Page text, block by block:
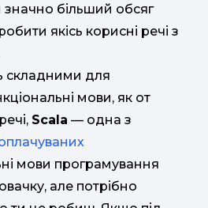
значно більший обсяг
якісь корисні речі з
складними для
мови, як от
Scala — одна з
мови програмування
але потрібно